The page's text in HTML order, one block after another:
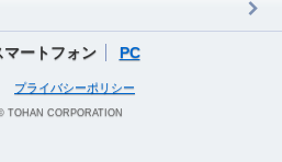
マートフォン PC
プライバシーポリシー
TOHAN CORPORATION